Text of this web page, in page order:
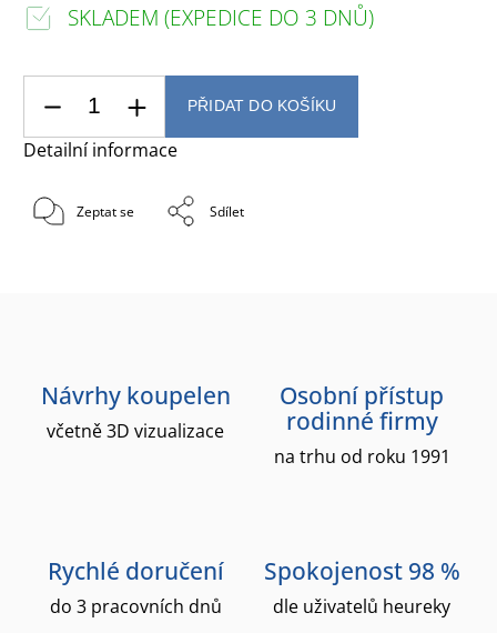
SKLADEM (EXPEDICE DO 3 DNŮ)
PŘIDAT DO KOŠÍKU
Detailní informace
Zeptat se Sdílet
Návrhy koupelen
včetně 3D vizualizace
Osobní přístup
rodinné firmy
na trhu od roku 1991
Rychlé doručení
do 3 pracovních dnů
Spokojenost 98 %
dle uživatelů heureky